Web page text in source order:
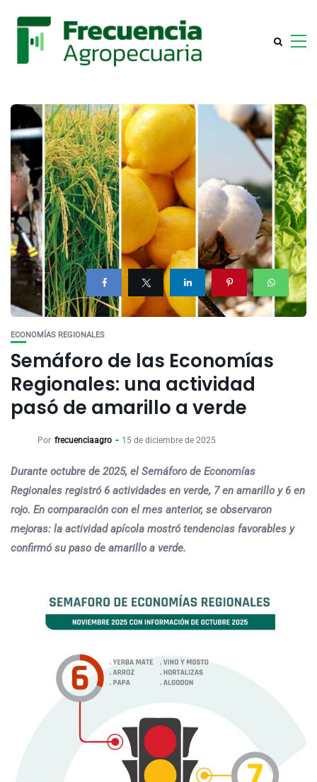
ECONOMÍAS REGIONALES
Semáforo de las Economías
Regionales: una actividad
pasó de amarillo a verde
Por frecuenciaagro 15 de diciembre de 2025
Durante octubre de 2025, el Semáforo de Economías
Regionales registró 6 actividades en verde, 7 en amarillo y 6 en
rojo. En comparación con el mes anterior, se observaron
mejoras: la actividad apícola mostró tendencias favorables y
confirmó su paso de amarillo a verde.